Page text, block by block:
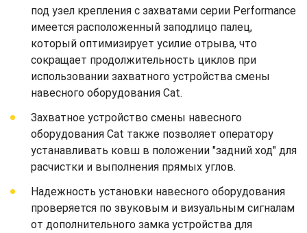
под узел крепления с захватами серии Performance
имеется расположенный заподлицо палец,
который оптимизирует усилие отрыва, что
сокращает продолжительность циклов при
использовании захватного устройства смены
навесного оборудования Cat.
Захватное устройство смены навесного
оборудования Cat также позволяет оператору
устанавливать ковш в положении "задний ход" для
расчистки и выполнения прямых углов.
Надежность установки навесного оборудования
проверяется по звуковым и визуальным сигналам
от дополнительного замка устройства для